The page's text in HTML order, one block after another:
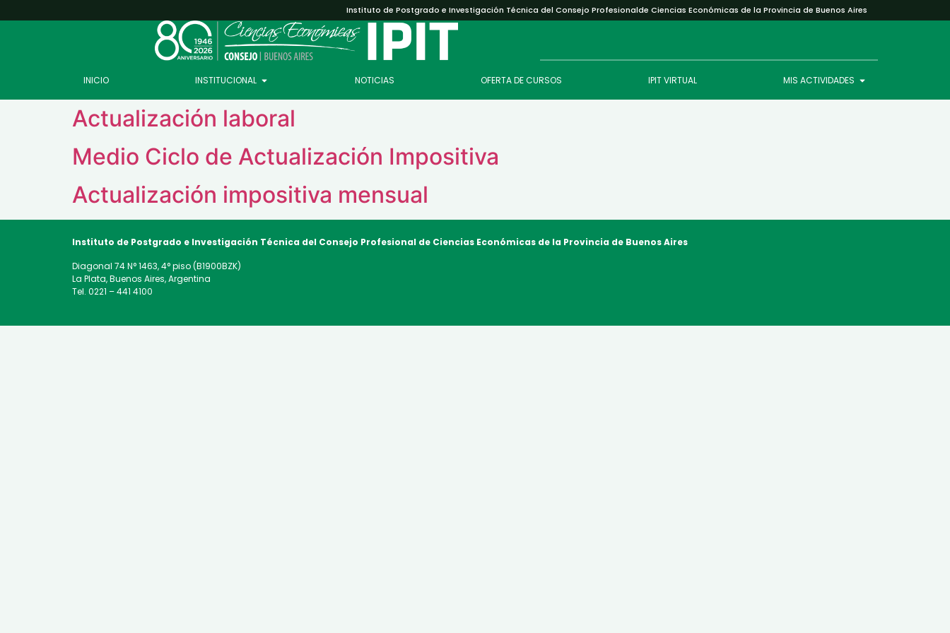
Instituto de Postgrado e Investigación Técnica del Consejo Profesionalde Ciencias Económicas de la Provincia de Buenos Aires
INICIO INSTITUCIONAL NOTICIAS OFERTA DE CURSOS IPIT VIRTUAL MIS ACTIVIDADES
Actualización laboral
Medio Ciclo de Actualización Impositiva
Actualización impositiva mensual
Instituto de Postgrado e Investigación Técnica del Consejo Profesional de Ciencias Económicas de la Provincia de Buenos Aires
Diagonal 74 N° 1463, 4° piso (B1900BZK)
La Plata, Buenos Aires, Argentina
Tel. 0221 – 441 4100